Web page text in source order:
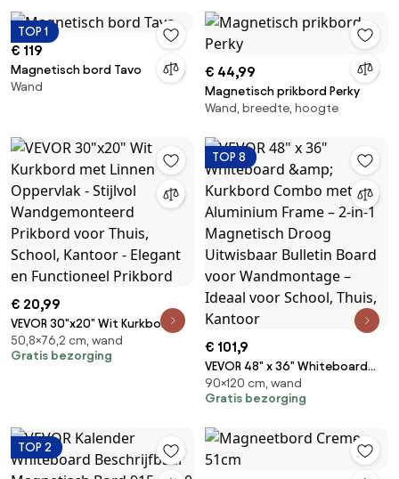
TOP 1
€ 119
Magnetisch bord Tavo
Wand
€ 44,99
Magnetisch prikbord Perky
Wand, breedte, hoogte
€ 20,99
VEVOR 30"x20" Wit Kurkbord
met Linnen Oppervlak - Stijlvol
Wandgemonteerd Prikbord
50,8×76,2 cm, wand
Gratis bezorging
TOP 8
€ 101,9
VEVOR 48" x 36" Whiteboard
&amp; Kurkbord Combo met
Aluminium Frame – 2-in-1
Bulletin Board voor
Wandmontage – Ideaal voor
90×120 cm, wand
Gratis bezorging
TOP 2